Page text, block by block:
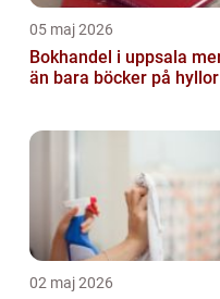
05 maj 2026
Bokhandel i uppsala mer
än bara böcker på hyllor
02 maj 2026